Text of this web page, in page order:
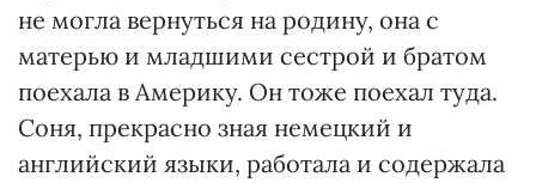
не могла вернуться на родину, она с
матерью и младшими сестрой и братом
поехала в Америку. Он тоже поехал туда.
Соня, прекрасно зная немецкий и
английский языки, работала и содержала